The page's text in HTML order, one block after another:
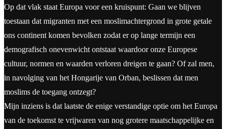
Op dat vlak staat Europa voor een kruispunt: Gaan we blijven
toestaan dat migranten met een moslimachtergrond in grote getale
ons continent komen bevolken zodat er op lange termijn een
demografisch onevenwicht ontstaat waardoor onze Europese
cultuur, normen en waarden verloren dreigen te gaan? Of zal men,
in navolging van het Hongarije van Orban, beslissen dat men
moslims de toegang ontzegt?
Mijn inziens is dat laatste de enige verstandige optie om het Europa
van de toekomst te vrijwaren van nog grotere maatschappelijke en